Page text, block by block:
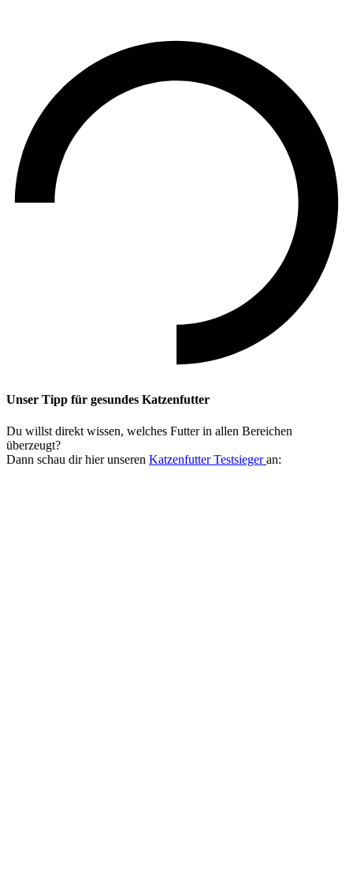
Unser Tipp für gesundes Katzenfutter
Du willst direkt wissen, welches Futter in allen Bereichen
überzeugt?
Dann schau dir hier unseren Katzenfutter Testsieger an: